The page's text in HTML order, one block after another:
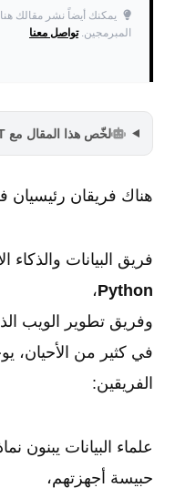
يمكنك أيضاً نشر مقالك
المبرمجين.تواصل معنا
لخّص هذا المقال مع ChatGPT
هناك فريقان
فريق البيانات
Python،
وفريق تطوير الويب
في كثير من الأحيان،
الفريقين:
علماء البيانات
حبيسة أجهزتهم،